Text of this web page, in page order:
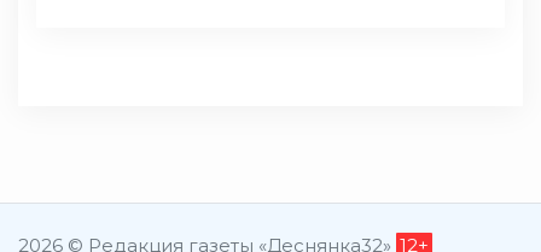
2026 © Редакция газеты «Деснянка32» 12+